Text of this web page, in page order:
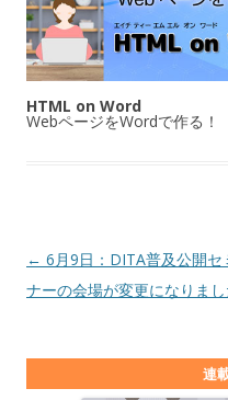
HTML on Word
WebページをWordで作る！
投稿ナビゲーション
← 6月9日：DITA普及公開セ
ナーの会場が変更になりま
連